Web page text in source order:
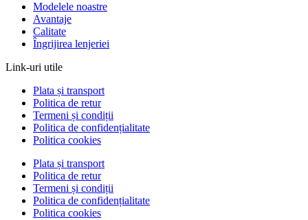
Modelele noastre
Avantaje
Calitate
Îngrijirea lenjeriei
Link-uri utile
Plata și transport
Politica de retur
Termeni și condiții
Politica de confidențialitate
Politica cookies
Plata și transport
Politica de retur
Termeni și condiții
Politica de confidențialitate
Politica cookies